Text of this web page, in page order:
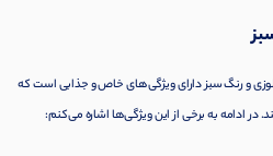
و رنگ سبز دارای ویژگی‌های خاص و جذابی است که
در ادامه به برخی از این ویژگی‌ها اشاره می‌کنم: